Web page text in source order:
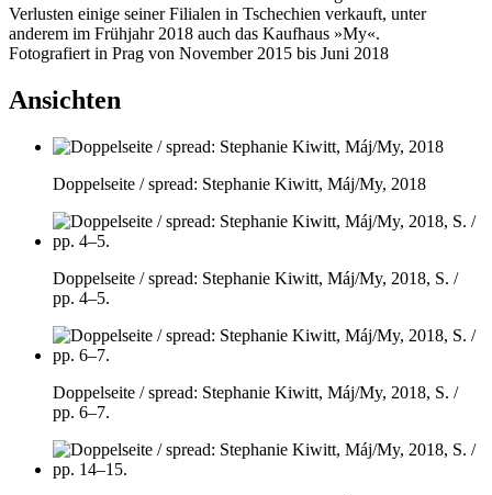
Verlusten einige seiner Filialen in Tschechien verkauft, unter
anderem im Frühjahr 2018 auch das Kaufhaus »My«.
Fotografiert in Prag von November 2015 bis Juni 2018
Ansichten
Doppelseite / spread: Stephanie Kiwitt, Máj/My, 2018
Doppelseite / spread: Stephanie Kiwitt, Máj/My, 2018, S. /
pp. 4–5.
Doppelseite / spread: Stephanie Kiwitt, Máj/My, 2018, S. /
pp. 6–7.